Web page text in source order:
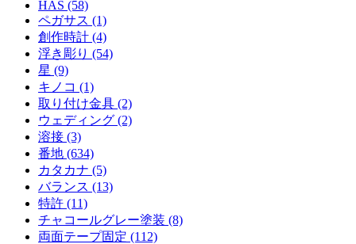
HAS (58)
ペガサス (1)
創作時計 (4)
浮き彫り (54)
星 (9)
キノコ (1)
取り付け金具 (2)
ウェディング (2)
溶接 (3)
番地 (634)
カタカナ (5)
バランス (13)
特許 (11)
チャコールグレー塗装 (8)
両面テープ固定 (112)